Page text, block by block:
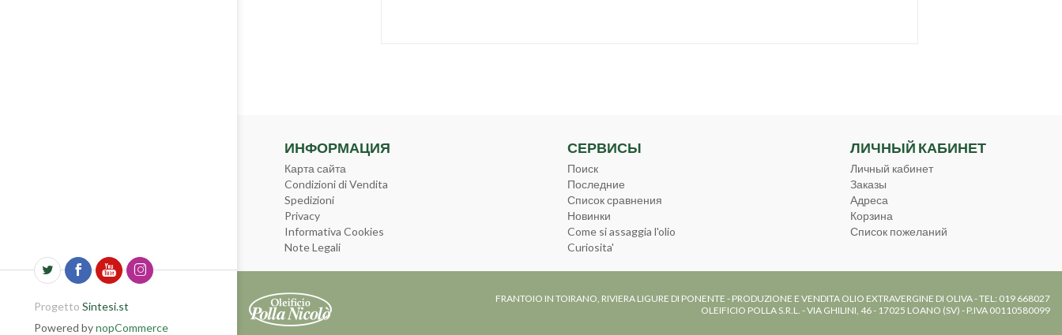
Progetto Sintesi.st
Powered bynopCommerce
ИНФОРМАЦИЯ
Карта сайта
Condizioni di Vendita
Spedizioni
Privacy
Informativa Cookies
Note Legali
СЕРВИСЫ
Поиск
Последние
Список сравнения
Новинки
Come si assaggia l'olio
Curiosita'
ЛИЧНЫЙ КАБИНЕТ
Личный кабинет
Заказы
Адреса
Корзина
Список пожеланий
FRANTOIO IN TOIRANO, RIVIERA LIGURE DI PONENTE - PRODUZIONE E VENDITA OLIO EXTRAVERGINE DI OLIVA - TEL: 019 668027
OLEIFICIO POLLA S.R.L. - VIA GHILINI, 46 - 17025 LOANO (SV) - P.IVA 00110580099